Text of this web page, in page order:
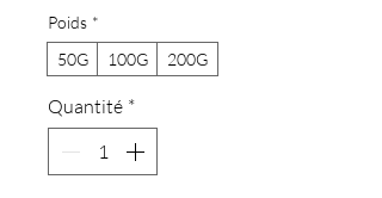
Poids *
50G
100G 200G
Quantité *